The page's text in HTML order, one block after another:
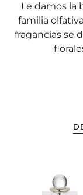
Le damos la
familia
fragancias se